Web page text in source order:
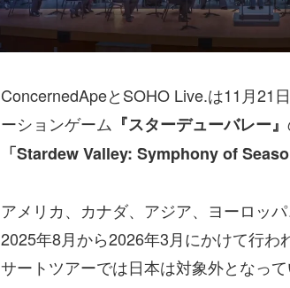
ConcernedApeとSOHO Live.は11月21
ーションゲーム 『スターデューバレー』
「Stardew Valley: Symphony of
アメリカ、カナダ、アジア、ヨーロッパ
2025年8月から2026年3月にかけて行わ
サートツアーでは日本は対象外となって